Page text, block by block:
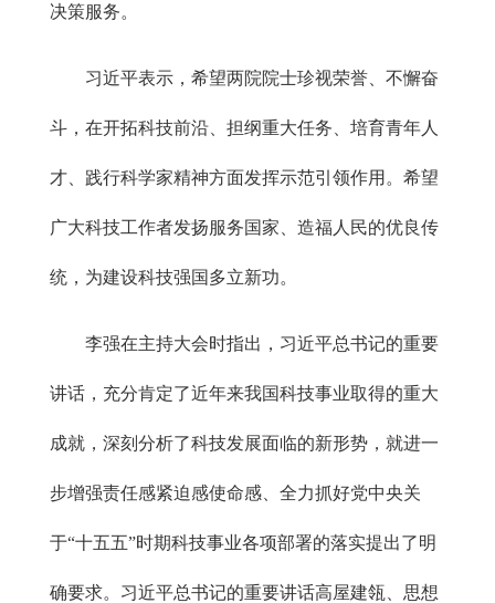
决策服务。
习近平表示，希望两院院士珍视荣誉、不懈奋
斗，在开拓科技前沿、担纲重大任务、培育青年人
才、践行科学家精神方面发挥示范引领作用。希望
广大科技工作者发扬服务国家、造福人民的优良传
统，为建设科技强国多立新功。
李强在主持大会时指出，习近平总书记的重要
讲话，充分肯定了近年来我国科技事业取得的重大
成就，深刻分析了科技发展面临的新形势，就进一
步增强责任感紧迫感使命感、全力抓好党中央关
于“十五五”时期科技事业各项部署的落实提出了明
确要求。习近平总书记的重要讲话高屋建瓴、思想